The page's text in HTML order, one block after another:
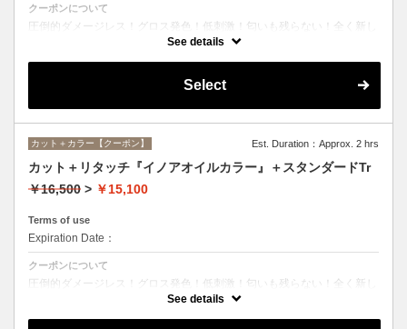
クーポンについて
圧倒的ダメージレス！グロス発色！低刺激！匂いも残らない！全く新し
い処方のイノアオイルカラーのセットメニュー☆シャンプー、ブロー込
See details
Select
カット＋カラー【クーポン】 Est. Duration：Approx. 2 hrs
カット＋リタッチ『イノアオイルカラー』＋スタンダードTr
￥16,500 > ￥15,100
Terms of use
Expiration Date：
クーポンについて
圧倒的ダメージレス！グロス発色！低刺激！匂いも残らない！全く新し
い処方のイノアオイルカラーのセットメニュー☆シャンプー、ブロー込
See details